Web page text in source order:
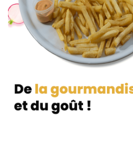
Zones de Livraison